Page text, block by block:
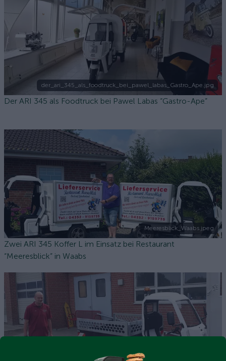
der_ari_345_als_foodtruck_bei_pawel_labas_Gastro_Ape.jpg
Der ARI 345 als Foodtruck bei Pawel Labas “Gastro-Ape”
Meeresblick_Waabs.jpeg
Zwei ARI 345 Koffer L im Einsatz bei Restaurant
“Meeresblick” in Waabs